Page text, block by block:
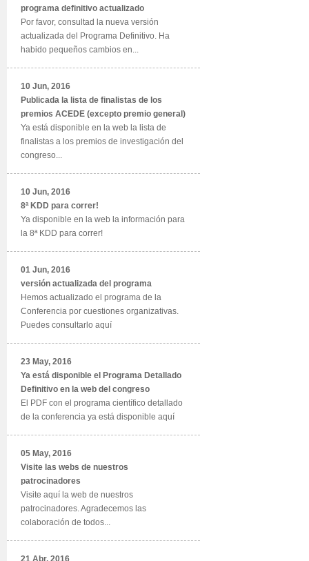
programa definitivo actualizado
Por favor, consultad la nueva versión
actualizada del Programa Definitivo. Ha
habido pequeños cambios en...
10 Jun, 2016
Publicada la lista de finalistas de los
premios ACEDE (excepto premio general)
Ya está disponible en la web la lista de
finalistas a los premios de investigación del
congreso...
10 Jun, 2016
8ª KDD para correr!
Ya disponible en la web la información para
la 8ª KDD para correr!
01 Jun, 2016
versión actualizada del programa
Hemos actualizado el programa de la
Conferencia por cuestiones organizativas.
Puedes consultarlo aquí
23 May, 2016
Ya está disponible el Programa Detallado
Definitivo en la web del congreso
El PDF con el programa científico detallado
de la conferencia ya está disponible aquí
05 May, 2016
Visite las webs de nuestros
patrocinadores
Visite aquí la web de nuestros
patrocinadores. Agradecemos las
colaboración de todos...
21 Abr, 2016